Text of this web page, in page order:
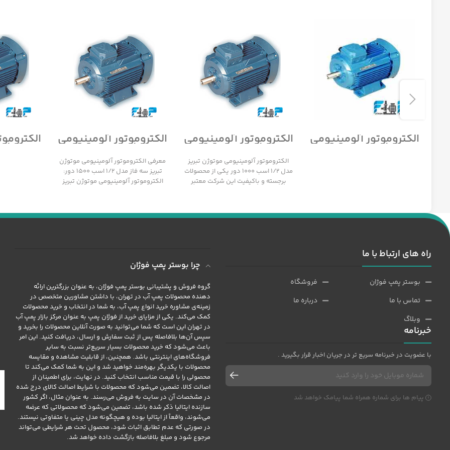
الکتروموتور آلومینیومی
موتوژن تبریز سه فاز
الکتروموتور آلومینیومی
موتوژن تبریز سه فاز
مدل 1/2 اسب 1000 دور
الکتروموتور آلومینیومی موتوژن تبریز
مدل 1/2 اسب 1000 دور یکی از محصولات
برجسته و باکیفیت این شرکت معتبر
الکتروموتور آلومینیومی
موتوژن تبریز سه فاز
مدل 1/2 اسب 1500 دور
معرفی الکتروموتور آلومینیومی موتوژن
تبریز سه فاز مدل 1/2 اسب 1500 دور:
الکتروموتور آلومینیومی موتوژن تبریز
راه های ارتباط با ما
بوستر پمپ فوژان
تماس با ما
وبلاگ
فروشگاه
درباره ما
خبرنامه
با عضویت در خبرنامه سریع تر در جریان اخبار قرار بگیرید .
پیام ها برای شماره همراه شما پیامک خواهد شد
چرا بوستر پمپ فوژان
گروه فروش و پشتیبانی بوستر پمپ فوژان، به عنوان بزرگترین ارائه
دهنده محصولات پمپ آب در تهران، با داشتن مشاورین متخصص در
زمینه‌ی مشاوره خرید انواع پمپ آب، به شما در انتخاب و خرید محصولات
کمک می‌کند. یکی از مزایای خرید از فوژان پمپ به عنوان مرکز بازار پمپ آب
در تهران این است که شما می‌توانید به صورت آنلاین محصولات را بخرید و
سپس آن‌ها بلافاصله پس از ثبت سفارش و ارسال، دریافت کنید. این امر
باعث می‌شود که خرید محصولات بسیار سریع‌تر نسبت به سایر
فروشگاه‌های اینترنتی باشد. همچنین، از قابلیت مشاهده و مقایسه
محصولات با یکدیگر بهره‌مند خواهید شد و این به شما کمک می‌کند تا
محصولی را با قیمت مناسب انتخاب کنید. در نهایت، برای اطمینان از
اصالت کالا، تضمین می‌شود که محصولات با شرایط اصالت کالای درج شده
در مشخصات آن در سایت به فروش می‌رسند. به عنوان مثال، اگر کشور
سازنده ایتالیا ذکر شده باشد، تضمین می‌شود که محصولاتی که عرضه
می‌شوند، واقعاً از ایتالیا بوده و هیچگونه مدل چینی یا متفاوتی نیستند.
در صورتی که عدم تطابق اثبات شود، محصول تحت هر شرایطی می‌تواند
مرجوع شود و مبلغ بلافاصله بازگشت داده خواهد شد.